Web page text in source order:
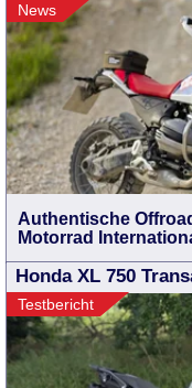
News
Authentische
Motorrad
Honda XL 750
Testbericht